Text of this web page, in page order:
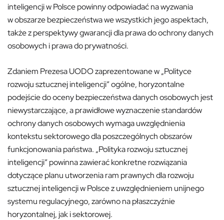
inteligencji w Polsce powinny odpowiadać na wyzwania
w obszarze bezpieczeństwa we wszystkich jego aspektach,
także z perspektywy gwarancji dla prawa do ochrony danych
osobowych i prawa do prywatności.
Zdaniem Prezesa UODO zaprezentowane w „Polityce
rozwoju sztucznej inteligencji” ogólne, horyzontalne
podejście do oceny bezpieczeństwa danych osobowych jest
niewystarczające, a prawidłowe wyznaczenie standardów
ochrony danych osobowych wymaga uwzględnienia
kontekstu sektorowego dla poszczególnych obszarów
funkcjonowania państwa. „Polityka rozwoju sztucznej
inteligencji” powinna zawierać konkretne rozwiązania
dotyczące planu utworzenia ram prawnych dla rozwoju
sztucznej inteligencji w Polsce z uwzględnieniem unijnego
systemu regulacyjnego, zarówno na płaszczyźnie
horyzontalnej, jak i sektorowej.